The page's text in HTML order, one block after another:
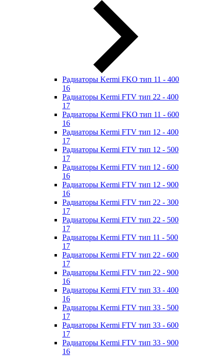
Радиаторы Kermi FKO тип 11 - 400
16
Радиаторы Kermi FTV тип 22 - 400
17
Радиаторы Kermi FKO тип 11 - 600
16
Радиаторы Kermi FTV тип 12 - 400
17
Радиаторы Kermi FTV тип 12 - 500
17
Радиаторы Kermi FTV тип 12 - 600
16
Радиаторы Kermi FTV тип 12 - 900
16
Радиаторы Kermi FTV тип 22 - 300
17
Радиаторы Kermi FTV тип 22 - 500
17
Радиаторы Kermi FTV тип 11 - 500
17
Радиаторы Kermi FTV тип 22 - 600
17
Радиаторы Kermi FTV тип 22 - 900
16
Радиаторы Kermi FTV тип 33 - 400
16
Радиаторы Kermi FTV тип 33 - 500
17
Радиаторы Kermi FTV тип 33 - 600
17
Радиаторы Kermi FTV тип 33 - 900
16